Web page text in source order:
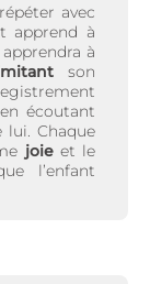
avec
apprend à
à
son
écoutant
Chaque
joieet le
l’enfant